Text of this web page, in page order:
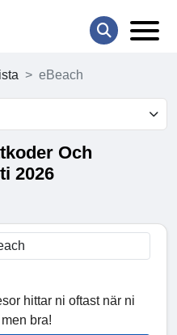
eBeach
Och
2026
hittar ni oftast när ni
bra!